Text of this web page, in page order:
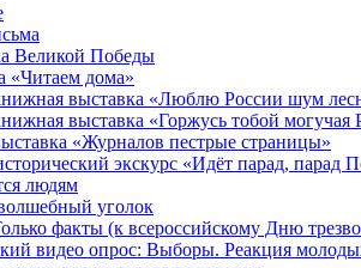
Великой Победы
«Читаем дома»
выставка «Люблю России шум
выставка «Горжусь тобой могучая
«Журналов пестрые страницы»
экскурс «Идёт парад,
людям
уголок
факты (к всероссийскому Дню
видео опрос: Выборы. Реакция